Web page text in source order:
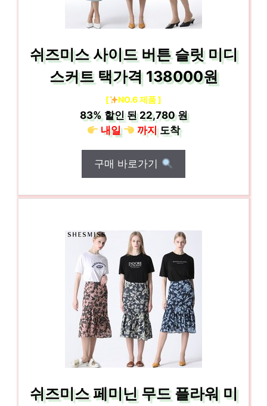
쉬즈미스 사이드 버튼 슬릿 미디
스커트 택가격 138000원
[ NO.6 제품 ]
83%할인 된22,780 원
내일
까지도착
구매 바로가기
쉬즈미스 페미닌 무드 플라워 미